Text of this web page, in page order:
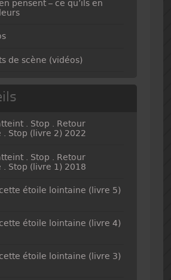
pensent – ce qu’ils en
de scène (vidéos)
. Stop . Retour
Stop (livre 2) 2022
. Stop . Retour
Stop (livre 1) 2018
étoile lointaine (livre 5)
étoile lointaine (livre 4)
étoile lointaine (livre 3)